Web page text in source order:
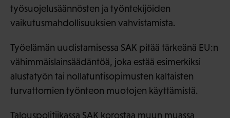
työsuojelusäännösten ja työntekijöiden
vaikutusmahdollisuuksien vahvistamista.
Työelämän uudistamisessa SAK pitää tärkeänä EU:n
vähimmäislainsäädäntöä, joka estää esimerkiksi
alustatyön tai nollatuntisopimusten kaltaisten
turvattomien työnteon muotojen käyttämistä.
Talouspolitiikassa SAK korostaa muun muassa